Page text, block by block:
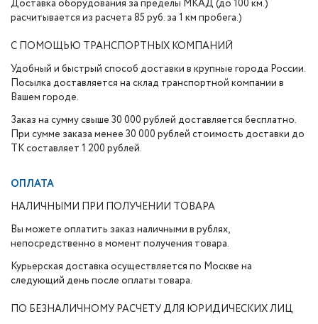
Доставка оборудования за пределы МКАД (до 100 км.)
расчитывается из расчета 85 руб. за 1 км пробега.)
С ПОМОЩЬЮ ТРАНСПОРТНЫХ КОМПАНИЙ
Удобный и быстрый способ доставки в крупные города России.
Посылка доставляется на склад транспортной компании в
Вашем городе.
Заказ на сумму свыше 30 000 рублей доставляется бесплатно.
При сумме заказа менее 30 000 рублей стоимость доставки до
ТК составляет 1 200 рублей.
ОПЛАТА
НАЛИЧНЫМИ ПРИ ПОЛУЧЕНИИ ТОВАРА
Вы можете оплатить заказ наличными в рублях,
непосредственно в момент получения товара.
Курьерская доставка осуществляется по Москве на
следующий день после оплаты товара.
ПО БЕЗНАЛИЧНОМУ РАСЧЕТУ ДЛЯ ЮРИДИЧЕСКИХ ЛИЦ